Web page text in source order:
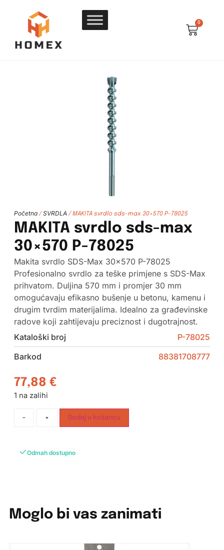
0
Početna/ SVRDLA/ MAKITA svrdlo sds-max 30×570 P-78025
MAKITA svrdlo sds-max
30×570 P-78025
Makita svrdlo SDS-Max 30×570 P-78025
Profesionalno svrdlo za teške primjene s SDS-Max
prihvatom. Duljina 570 mm i promjer 30 mm
omogućavaju efikasno bušenje u betonu, kamenu i
drugim tvrdim materijalima. Idealno za građevinske
radove koji zahtijevaju preciznost i dugotrajnost.
Kataloški broj
P-78025
Barkod
88381708777
77,88 €
1 na zalihi
- + Dodaj u košaricu
Odmah dostupno
Moglo bi vas zanimati